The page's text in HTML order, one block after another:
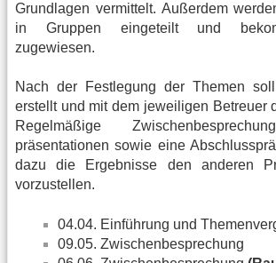
Grundlagen vermittelt. Außerdem
in Gruppen eingeteilt und
zugewiesen.
Nach der Festlegung der Themen
erstellt und mit dem jeweiligen Betreuer
Regelmäßige
präsentationen sowie eine
dazu die Ergebnisse den anderen
vorzustellen.
04.04. Einführung und
09.05. Zwischenbesprechung